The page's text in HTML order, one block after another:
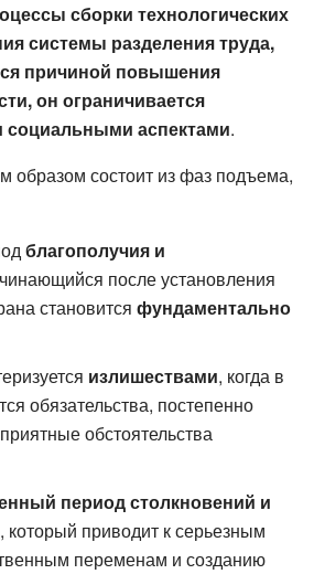
сборки технологических
системы разделения труда,
причиной повышения
он ограничивается
социальными аспектами.
образом состоит из фаз подъема,
благополучия и
после установления
становится фундаментально
излишествами, когда в
обязательства, постепенно
обстоятельства
период столкновений и
, который приводит к серьезным
переменам и созданию